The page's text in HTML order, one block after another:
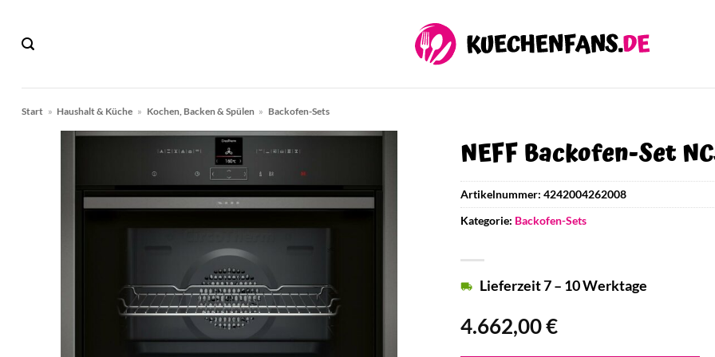
springen
Start » Haushalt & Küche » Kochen, Backen & Spülen » Backofen-Sets
NEFF Backofen-Set
4.662,00€
Lieferzeit 7 – 10 Werktage
Artikelnummer: 4242004262008
Kategorie: Backofen-Sets